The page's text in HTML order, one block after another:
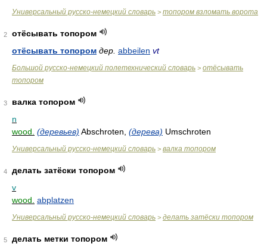
Универсальный русско-немецкий словарь > топором взломать ворота
2
отёсывать топором
отёсывать топором дер. abbeilen vt
Большой русско-немецкий полетехнический словарь > отёсывать
топором
3
валка топором
n
wood. (деревьев) Abschroten, (дерева) Umschroten
Универсальный русско-немецкий словарь > валка топором
4
делать затёски топором
v
wood. abplatzen
Универсальный русско-немецкий словарь > делать затёски топором
5
делать метки топором